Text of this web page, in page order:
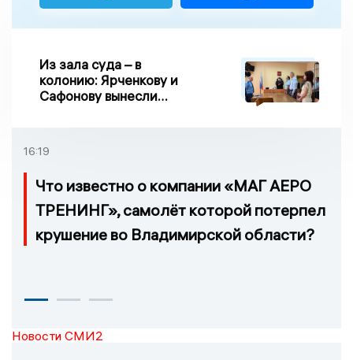
Из зала суда – в
колонию: Ярченкову и
Сафонову вынесли
16:19
Что известно о компании «МАГ АЕРО
ТРЕНИНГ», самолёт которой потерпел
крушение во Владимирской области?
Новости СМИ2